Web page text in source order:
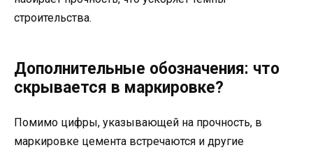
строительства.
Дополнительные обозначения: что
скрывается в маркировке?
Помимо цифры, указывающей на прочность, в
маркировке цемента встречаются и другие